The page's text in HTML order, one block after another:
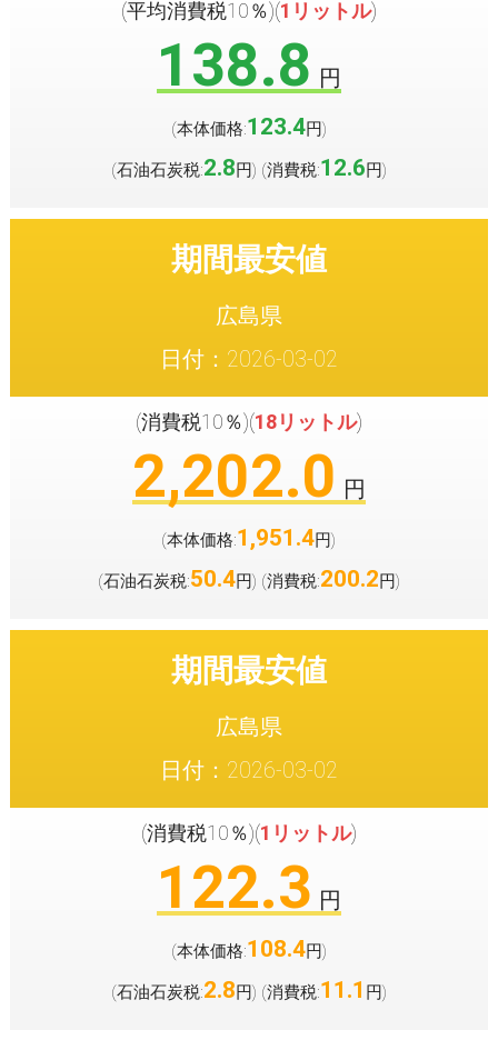
(平均消費税10％)(1リットル)
138.8 円
(本体価格:123.4円)
(石油石炭税:2.8円) (消費税:12.6円)
期間最安値
広島県
日付：2026-03-02
(消費税10％)(18リットル)
2,202.0 円
(本体価格:1,951.4円)
(石油石炭税:50.4円) (消費税:200.2円)
期間最安値
広島県
日付：2026-03-02
(消費税10％)(1リットル)
122.3 円
(本体価格:108.4円)
(石油石炭税:2.8円) (消費税:11.1 円)